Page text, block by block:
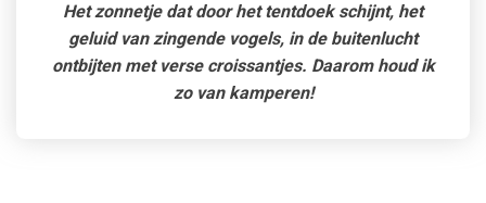
Het zonnetje dat door het tentdoek schijnt, het
geluid van zingende vogels, in de buitenlucht
ontbijten met verse croissantjes. Daarom houd ik
zo van kamperen!